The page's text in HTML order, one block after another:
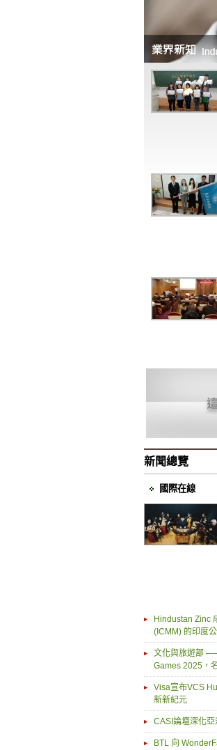
新聞總覽
國際在線
Hindustan Zinc
(ICMM) 的印度公
文化與旅遊部
Games 2025，
Visa宣布VCS
新新紀元
CASI論壇深化
BTL 向